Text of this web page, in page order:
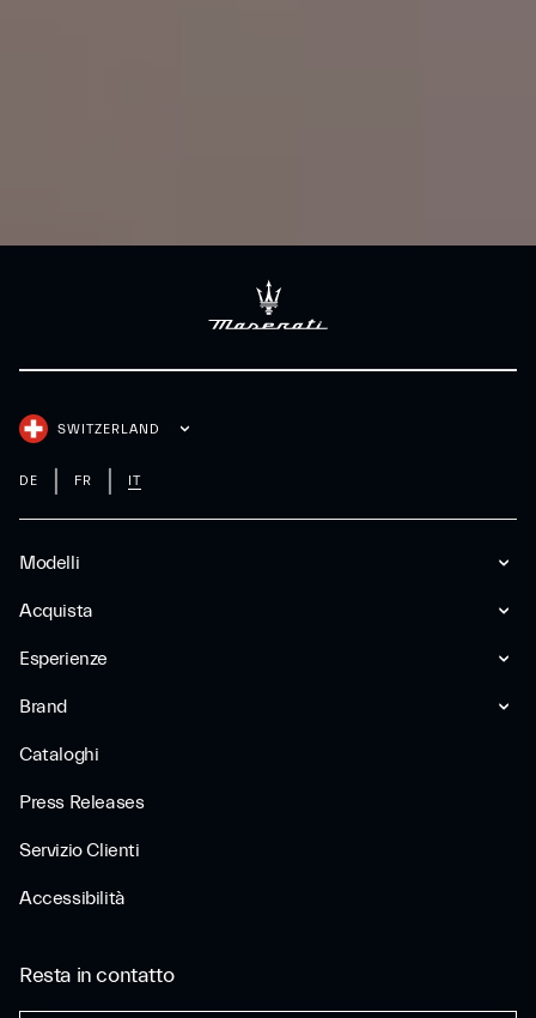
Modelli
Acquista
Esperienze
Brand
Cataloghi
Press Releases
Servizio Clienti
Accessibilità
SWITZERLAND
DE FR IT
Resta in contatto